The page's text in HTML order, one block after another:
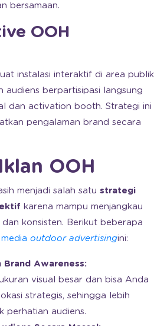
bersamaan.
OOH
instalasi interaktif di area publik
audiens berpartisipasi langsung
dan activation booth. Strategi ini
pengalaman brand secara
OOH
menjadi salah satu strategi
karena mampu menjangkau
konsisten. Berikut beberapa
media outdoor advertisingini:
Brand Awareness:
visual besar dan bisa Anda
strategis, sehingga lebih
perhatian audiens.